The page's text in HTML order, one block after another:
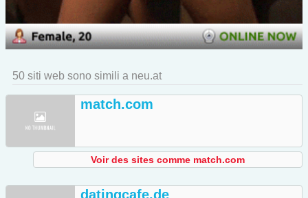
50 siti web sono simili a neu.at
match.com
Voir des sites comme match.com
datingcafe.de